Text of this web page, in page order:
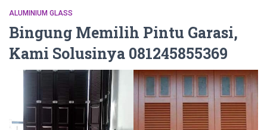
ALUMINIUM GLASS
Bingung Memilih Pintu Garasi,
Kami Solusinya 081245855369